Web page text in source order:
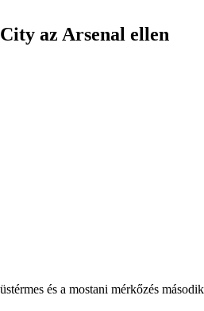
az Arsenal ellen
és a mostani mérkőzés